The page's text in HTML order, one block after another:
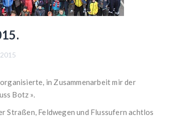
in Zusammenarbeit mir der
Botz ».
Straßen, Feldwegen und Flussufern achtlos